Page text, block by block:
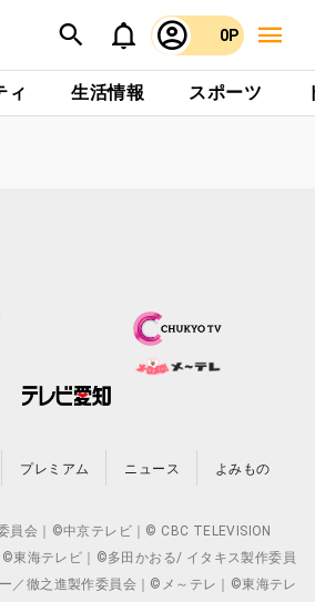
0P
ィ 生活情報 スポーツ
プレミアム ニュース よみもの
員会｜©中京テレビ｜© CBC TELEVISION
©東海テレビ｜©多田かおる/ イタキス製作委員
／徹之進製作委員会｜©メ～テレ｜©東海テレ